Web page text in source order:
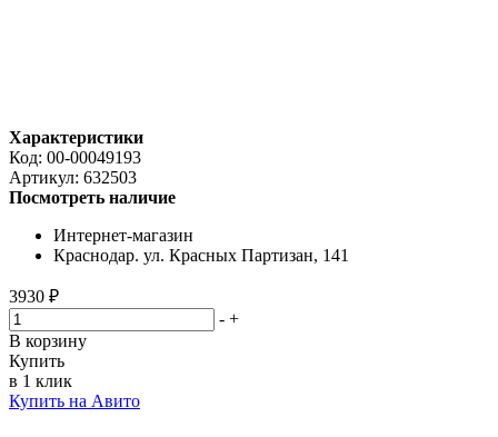
Характеристики
Код: 00-00049193
Артикул: 632503
Посмотреть наличие
Интернет-магазин
Краснодар. ул. Красных Партизан, 141
3930 ₽
- +
В корзину
Купить
в 1 клик
Купить на Авито